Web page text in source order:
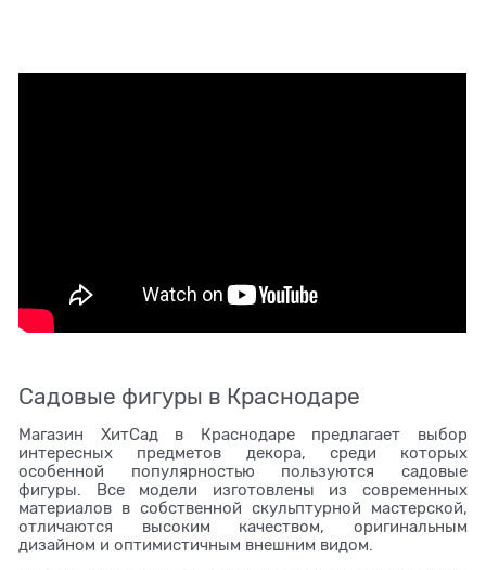
Садовые фигуры в Краснодаре
Магазин ХитСад в Краснодаре предлагает выбор
интересных предметов декора, среди которых
особенной популярностью пользуются садовые
фигуры. Все модели изготовлены из современных
материалов в собственной скульптурной мастерской,
отличаются высоким качеством, оригинальным
дизайном и оптимистичным внешним видом.